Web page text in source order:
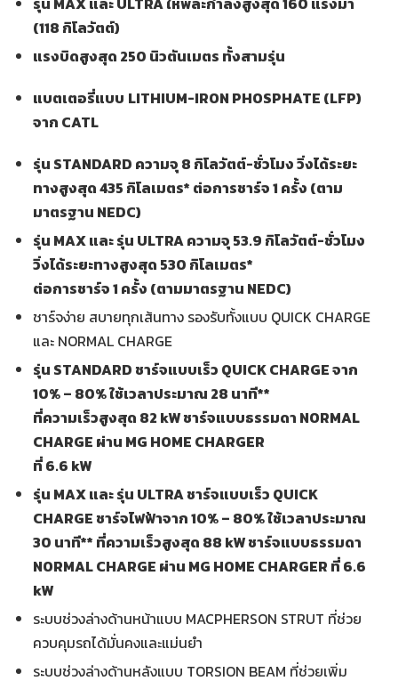
(118 กิโลวัตต์)
แรงบิดสูงสุด 250 นิวตันเมตร ทั้งสามรุ่น
แบตเตอรี่แบบ LITHIUM-IRON PHOSPHATE (LFP)
จาก CATL
รุ่น STANDARD ความจุ 8 กิโลวัตต์-ชั่วโมง วิ่งได้ระยะ
ทางสูงสุด 435 กิโลเมตร* ต่อการชาร์จ 1 ครั้ง (ตาม
มาตรฐาน NEDC)
รุ่น MAX และ รุ่น ULTRA ความจุ 53.9 กิโลวัตต์-ชั่วโมง
วิ่งได้ระยะทางสูงสุด 530 กิโลเมตร*
ต่อการชาร์จ 1 ครั้ง (ตามมาตรฐาน NEDC)
ชาร์จง่าย สบายทุกเส้นทาง รองรับทั้งแบบ QUICK CHARGE
และ NORMAL CHARGE
รุ่น STANDARD ชาร์จแบบเร็ว QUICK CHARGE จาก
10% – 80% ใช้เวลาประมาณ 28 นาที**
ที่ความเร็วสูงสุด 82 kW ชาร์จแบบธรรมดา NORMAL
CHARGE ผ่าน MG HOME CHARGER
ที่ 6.6 kW
รุ่น MAX และ รุ่น ULTRA ชาร์จแบบเร็ว QUICK
CHARGE ชาร์จไฟฟ้าจาก 10% – 80% ใช้เวลาประมาณ
30 นาที** ที่ความเร็วสูงสุด 88 kW ชาร์จแบบธรรมดา
NORMAL CHARGE ผ่าน MG HOME CHARGER ที่ 6.6
kW
ระบบช่วงล่างด้านหน้าแบบ MACPHERSON STRUT ที่ช่วย
ควบคุมรถได้มั่นคงและแม่นยำ
ระบบช่วงล่างด้านหลังแบบ TORSION BEAM ที่ช่วยเพิ่ม